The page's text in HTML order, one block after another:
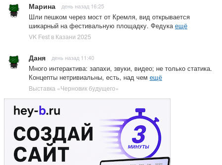
Марина день назад 16:25
Шли пешком через мост от Кремля, вид открывается
шикарный на фестивальную площадку. Федука ещё
VK Fest в Казани 2025
Даня день назад 11:40
Много интерактива: запахи, звуки, видео; не только статика.
Концепты нетривиальны, есть, над чем ещё
Выставка «Черновик будущего»